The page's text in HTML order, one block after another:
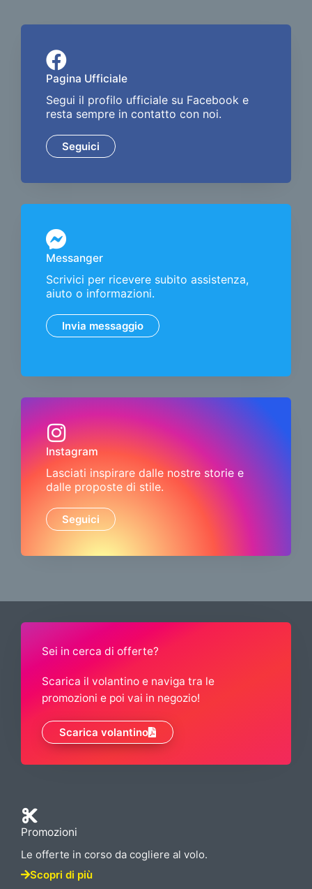
Pagina Ufficiale
Segui il profilo ufficiale su Facebook e
resta sempre in contatto con noi.
Seguici
Messanger
Scrivici per ricevere subito assistenza,
aiuto o informazioni.
Invia messaggio
Instagram
Lasciati inspirare dalle nostre storie e
dalle proposte di stile.
Seguici
Sei in cerca di offerte?
Scarica il volantino e naviga tra le
promozioni e poi vai in negozio!
Scarica volantino
Promozioni
Le offerte in corso da cogliere al volo.
Scopri di più